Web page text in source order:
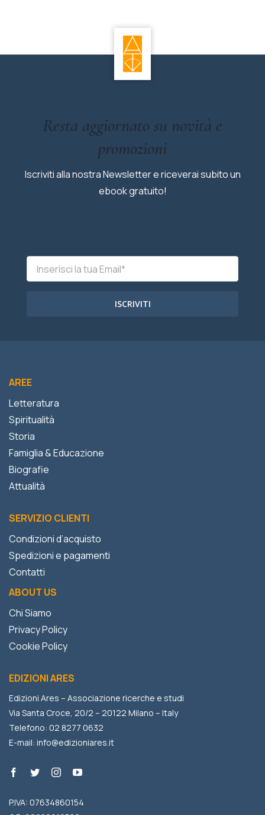
Resta aggiornato su novità e
promozioni
Iscriviti alla nostra Newsletter e riceverai subito un
ebook gratuito!
ISCRIVITI
AREE
Letteratura
Spiritualità
Storia
Famiglia & Educazione
Biografie
Attualità
SERVIZIO CLIENTI
Condizioni d’acquisto
Spedizioni e pagamenti
Contatti
ABOUT US
Chi Siamo
Privacy Policy
Cookie Policy
EDIZIONI ARES
Edizioni Ares – Associazione ricerche e studi
Via Santa Croce, 20/2 – 20122 Milano – Italy
Telefono: 02 8277 0632
E-mail: info@edizioniares.it
P.IVA: 07634860154